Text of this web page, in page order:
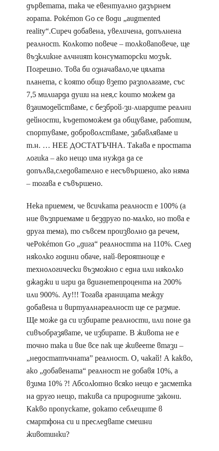
дърветата, така че евентуално дазърнем
гората. Pokémon Go се води „augmented
reality“.Сиреч добавена, увеличена, допълнена
реалност. Колкото повече – толковаповече, ще
възкликне алчният консуматорски мозък.
Погрешно. Това би означавало,че цялата
планета, с която общо взето разполагаме, със
7,5 милиарда души на нея,с които можем да
взаимодействаме, с безброй-зи-лиардите реални
дейности, къдетоможем да общуваме, работим,
спортуваме, доброволстваме, забавляваме и
т.н. … НЕЕ ДОСТАТЪЧНА. Такава е простата
логика – ако нещо има нужда да се
допълва,следователно е несъвършено, ако няма
– тогава е съвършено.
Нека приемем, че всичката реалност е 100% (а
ние възприемаме и бездруго по-малко, но това е
друга тема), то съвсем произволно да речем,
чеPokémon Go „дига“ реалността на 110%. След
няколко години обаче, най-вероятноще е
технологически възможно с една или няколко
джаджи и игри да вдигнетепроцента на 200%
или 900%. Ау!!! Тогава границата между
добавена и виртуалнареалност ще се размие.
Ще може да си избирате реалности, или поне да
сивъобразявате, че избирате. В живота не е
точно така и вие все пак ще живеете втази –
„недостатъчната” реалност. О, чакай! А какво,
ако „добавената“ реалност не добавя 10%, а
взима 10% ?! Абсолютно всяко нещо е засметка
на друго нещо, такива са природните закони.
Какво пропускате, докато себлещите в
смартфона си и преследвате смешни
животинки?